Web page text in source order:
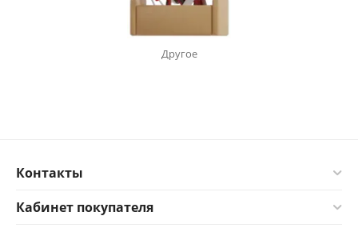
Другое
Контакты
Кабинет покупателя